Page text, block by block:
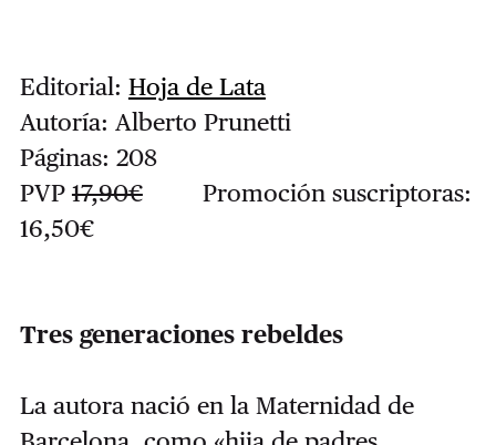
Editorial: Hoja de Lata
Autoría: Alberto Prunetti
Páginas: 208
PVP 17,90€Promoción suscriptoras:
16,50€
Tres generaciones rebeldes
La autora nació en la Maternidad de